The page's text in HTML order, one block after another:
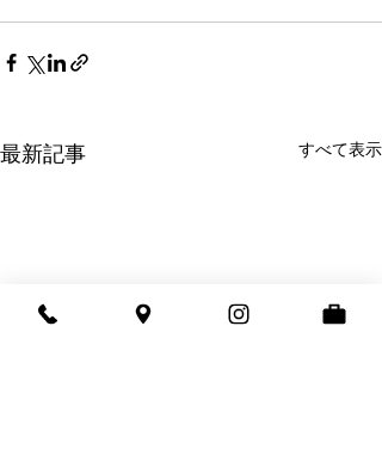
最新記事 すべて表示